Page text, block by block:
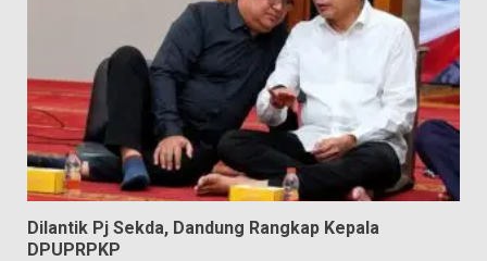
Dilantik Pj Sekda, Dandung Rangkap Kepala
DPUPRPKP